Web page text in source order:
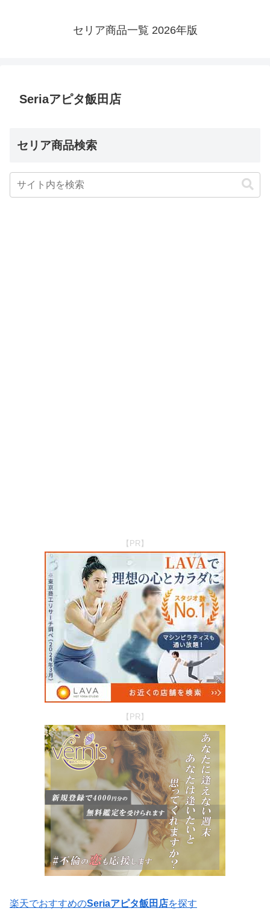
セリア商品一覧 2026年版
Seriaアピタ飯田店
セリア商品検索
【PR】
【PR】
楽天でおすすめのSeriaアピタ飯田店を探す